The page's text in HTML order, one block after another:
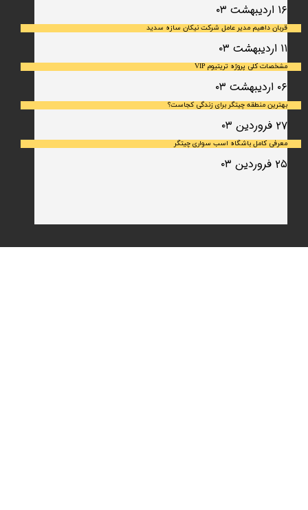
۱۶ اردیبهشت ۰۳
قربان داهیم مدیر عامل شرکت نیکان سازه سدید
۱۱ اردیبهشت ۰۳
مشخصات کلی پروژه تریتیوم VIP
۰۶ اردیبهشت ۰۳
بهترین منطقه چیتگر برای زندگی کجاست؟
۲۷ فروردین ۰۳
معرفی کامل باشگاه اسب سواری چیتگر
۲۵ فروردین ۰۳